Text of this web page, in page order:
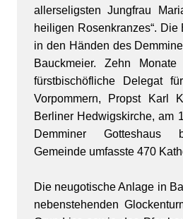
allerseligsten Jungfrau
heiligen Rosenkranzes“. Die
in den Händen des
Bauckmeier. Zehn
fürstbischöfliche Delegat
Vorpommern, Propst Karl
Berliner Hedwigskirche, am
Demminer Gotteshaus
Gemeinde umfasste 470
Die neugotische Anlage in
nebenstehenden